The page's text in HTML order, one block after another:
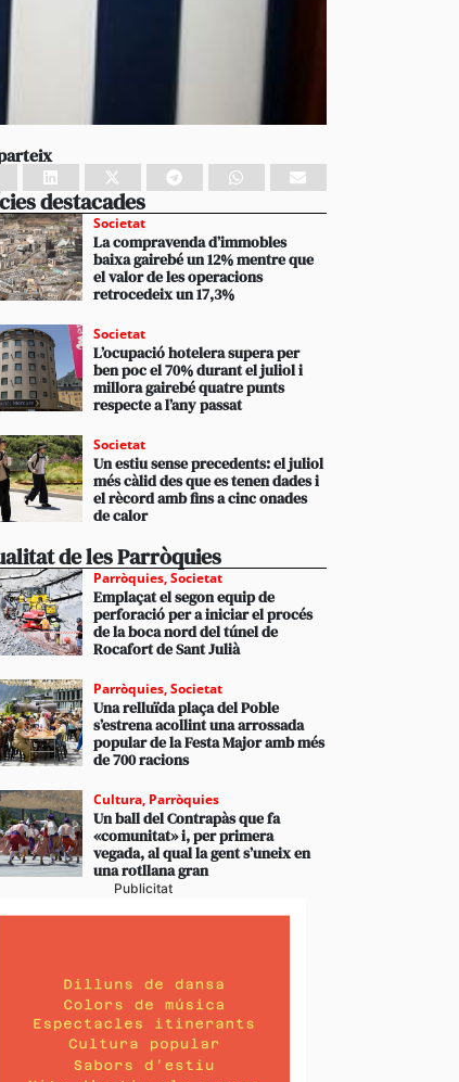
destacades
Societat
La compravenda d’immobles
baixa gairebé un 12% mentre que
el valor de les operacions
retrocedeix un 17,3%
Societat
L’ocupació hotelera supera per
ben poc el 70% durant el juliol i
millora gairebé quatre punts
respecte a l’any passat
Societat
Un estiu sense precedents: el juliol
més càlid des que es tenen dades i
el rècord amb fins a cinc onades
de calor
de les Parròquies
Parròquies,Societat
Emplaçat el segon equip de
perforació per a iniciar el procés
de la boca nord del túnel de
Rocafort de Sant Julià
Parròquies,Societat
Una relluïda plaça del Poble
s’estrena acollint una arrossada
popular de la Festa Major amb més
de 700 racions
Cultura, Parròquies
Un ball del Contrapàs que fa
«comunitat» i, per primera
vegada, al qual la gent s’uneix en
una rotllana gran
Publicitat